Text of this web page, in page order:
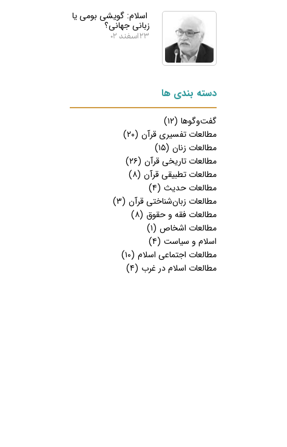
اسلام: گویشی بومی یا
زبانی جهانی؟
۲۳ اسفند ۰۲
دسته بندی ها
گفت‌وگوها (۱۲)
مطالعات تفسیری قرآن (۲۰)
مطالعات زنان (۱۵)
مطالعات تاریخی قرآن (۲۶)
مطالعات تطبیقی قرآن (۸)
مطالعات حدیث (۴)
مطالعات زبان‌شناختی قرآن (۳)
مطالعات فقه و حقوق (۸)
مطالعات اشخاص (۱)
اسلام و سیاست (۴)
مطالعات اجتماعی اسلام (۱۰)
مطالعات اسلام در غرب (۴)